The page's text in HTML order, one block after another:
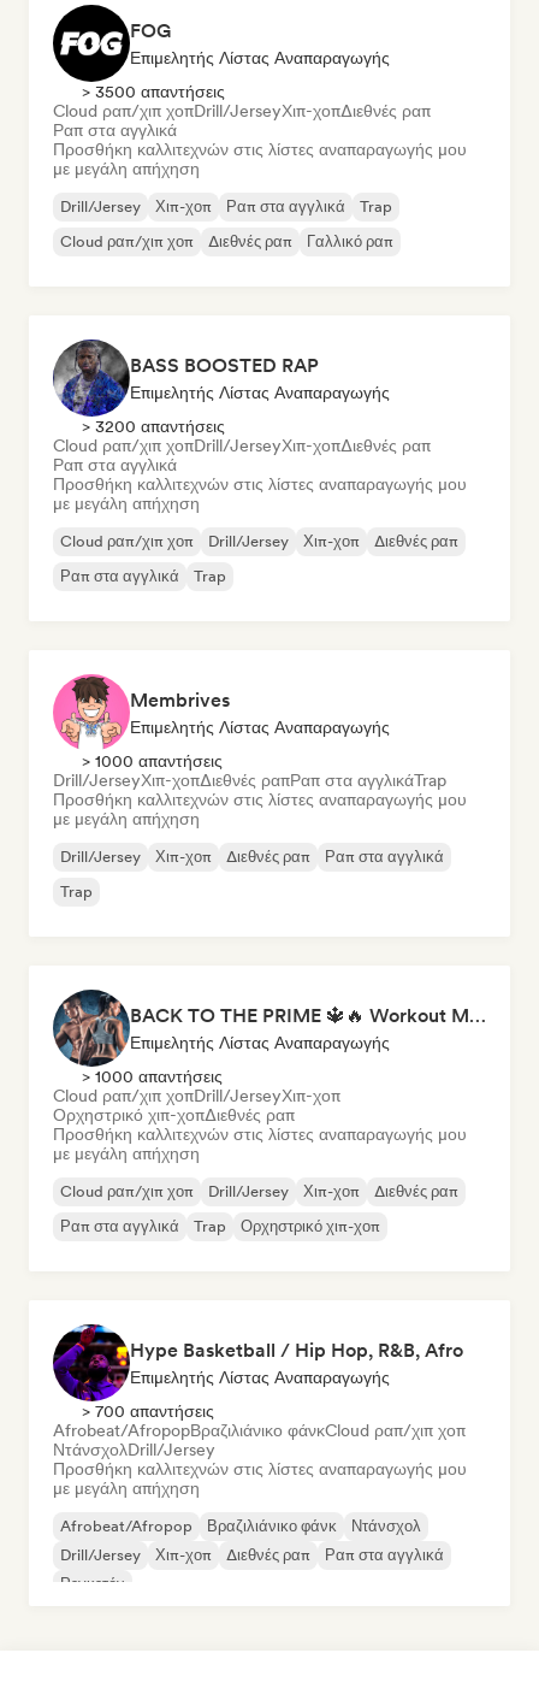
FOG
Επιμελητής Λίστας Αναπαραγωγής
> 3500 απαντήσεις
Cloud ραπ/χιπ χοπDrill/JerseyΧιπ-χοπΔιεθνές ραπ
Ραπ στα αγγλικά
Προσθήκη καλλιτεχνών στις λίστες αναπαραγωγής μου
με μεγάλη απήχηση
Drill/Jersey Χιπ-χοπ Ραπ στα αγγλικά
Trap
Cloud ραπ/χιπ χοπ
Διεθνές ραπ Γαλλικό ραπ
BASS BOOSTED RAP
Επιμελητής Λίστας Αναπαραγωγής
> 3200 απαντήσεις
Cloud ραπ/χιπ χοπDrill/JerseyΧιπ-χοπΔιεθνές ραπ
Ραπ στα αγγλικά
Προσθήκη καλλιτεχνών στις λίστες αναπαραγωγής μου
με μεγάλη απήχηση
Cloud ραπ/χιπ χοπ Drill/Jersey Χιπ-χοπ
Διεθνές ραπ
Ραπ στα αγγλικά
Trap
Membrives
Επιμελητής Λίστας Αναπαραγωγής
> 1000 απαντήσεις
Drill/JerseyΧιπ-χοπΔιεθνές ραπΡαπ στα αγγλικάTrap
Προσθήκη καλλιτεχνών στις λίστες αναπαραγωγής μου
με μεγάλη απήχηση
Drill/Jersey Χιπ-χοπ Διεθνές ραπ
Ραπ στα αγγλικά
Trap
BACK TO THE PRIME 🔱🔥 Workout Motivation Playlist
Επιμελητής Λίστας Αναπαραγωγής
> 1000 απαντήσεις
Cloud ραπ/χιπ χοπDrill/JerseyΧιπ-χοπ
Ορχηστρικό χιπ-χοπΔιεθνές ραπ
Προσθήκη καλλιτεχνών στις λίστες αναπαραγωγής μου
με μεγάλη απήχηση
Cloud ραπ/χιπ χοπ Drill/Jersey Χιπ-χοπ
Διεθνές ραπ
Ραπ στα αγγλικά
Trap Ορχηστρικό χιπ-χοπ
Hype Basketball / Hip Hop, R&B, Afro
Επιμελητής Λίστας Αναπαραγωγής
> 700 απαντήσεις
Afrobeat/AfropopΒραζιλιάνικο φάνκCloud ραπ/χιπ χοπ
ΝτάνσχολDrill/Jersey
Προσθήκη καλλιτεχνών στις λίστες αναπαραγωγής μου
με μεγάλη απήχηση
Afrobeat/Afropop Βραζιλιάνικο φάνκ
Ντάνσχολ
Drill/Jersey
Χιπ-χοπ Διεθνές ραπ
Ραπ στα αγγλικά
Ρεγκετόν